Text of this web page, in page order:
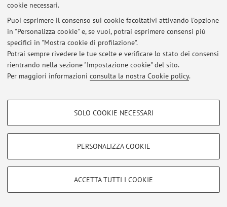
cookie necessari.
Puoi esprimere il consenso sui cookie facoltativi attivando l'opzione
in "Personalizza cookie" e, se vuoi, potrai esprimere consensi più
specifici in "Mostra cookie di profilazione".
Potrai sempre rivedere le tue scelte e verificare lo stato dei consensi
rientrando nella sezione "Impostazione cookie" del sito.
Per maggiori informazioni consulta la nostra Cookie policy.
COOKIE DI PROFILAZIONE - FACOLTATIVI
COOKIE TECNICI - NECESSARI
Si tratta di cookie tecnici utilizzati, a titolo esemplificativo, per il corretto
SOLO COOKIE NECESSARI
PERSONALIZZA COOKIE
ACCETTA TUTTI I COOKIE
Area riservata
Accedi tramiteloginper gestire tutti i contenuti del sito.
© 2026 - ALMA MATER STUDIORUM - Università di Bologna - Via
Zamboni, 33 - 40126 Bologna - Partita IVA: 01131710376